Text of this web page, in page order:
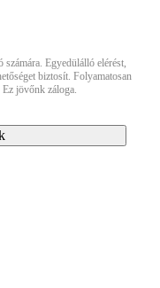
Egyedülálló elérést,
biztosít. Folyamatosan
jövőnk záloga.